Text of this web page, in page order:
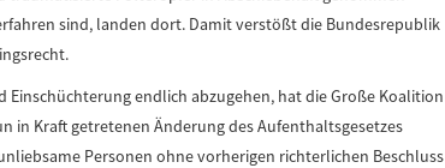
sind, landen dort. Damit verstößt die Bundesrepublik
endlich abzugehen, hat die Große Koalition
in Kraft getretenen Änderung des Aufenthaltsgesetzes
Personen ohne vorherigen richterlichen Beschluss